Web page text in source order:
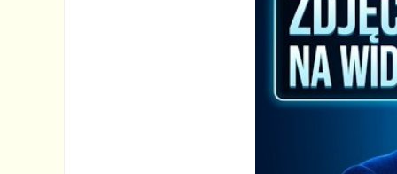
e